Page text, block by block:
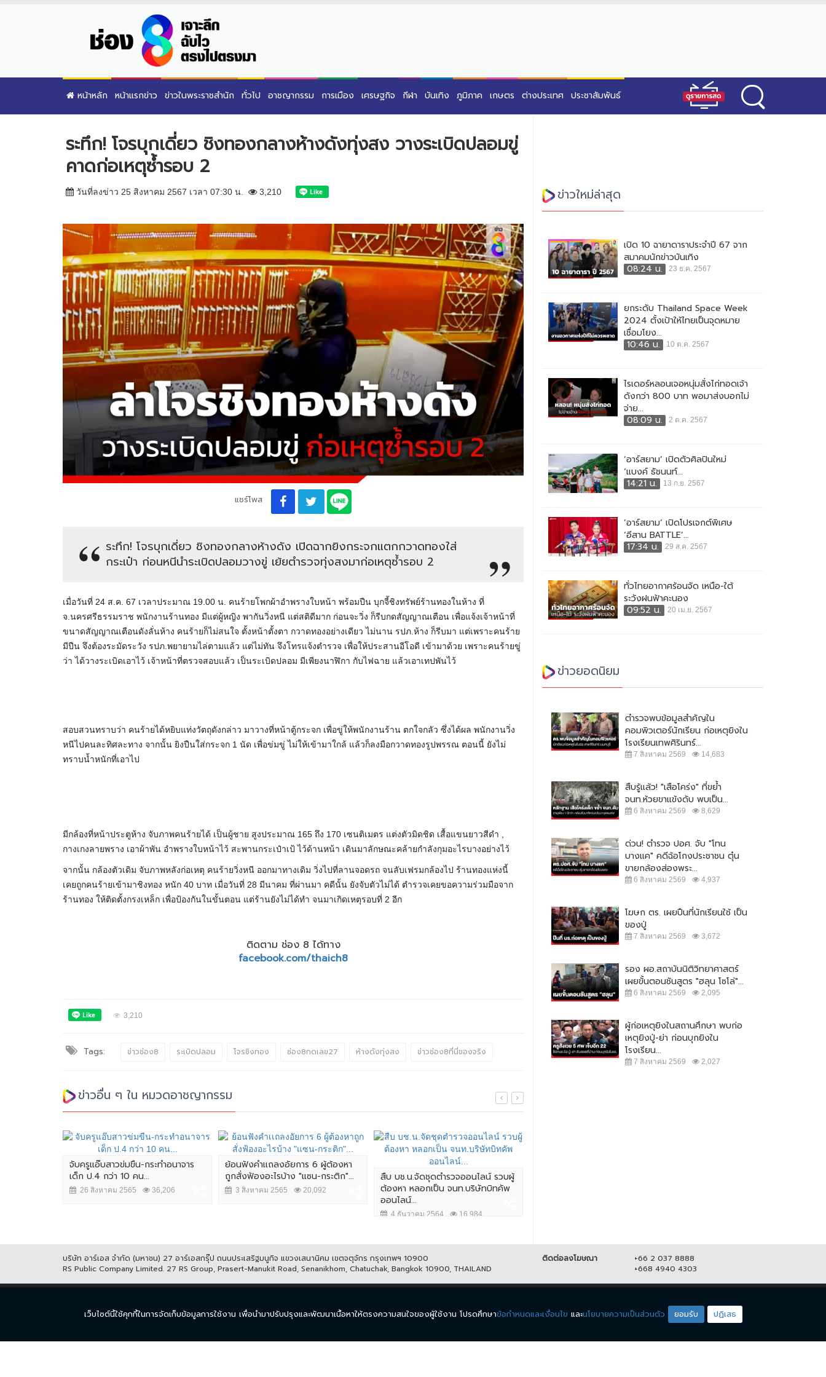
หน้าหลัก หน้าแรกข่าว ข่าวในพระราชสำนัก ทั่วไป อาชญากรรม การเมือง เศรษฐกิจ กีฬา บันเทิง ภูมิภาค เกษตร ต่างประเทศ ประชาสัมพันธ์
ระทึก! โจรบุกเดี่ยว ชิงทองกลางห้างดังทุ่งสง วางระเบิดปลอมขู่
คาดก่อเหตุซ้ำรอบ 2
วันที่ลงข่าว 25 สิงหาคม 2567 เวลา 07:30 น. 3,210
แชร์โพส
ระทึก! โจรบุกเดี่ยว ชิงทองกลางห้างดัง เปิดฉากยิงกระจกแตกกวาดทองใส่
กระเป๋า ก่อนหนีนำระเบิดปลอมวางขู่ เย้ยตำรวจทุ่งสงมาก่อเหตุซ้ำรอบ 2
เมื่อวันที่ 24 ส.ค. 67 เวลาประมาณ 19.00 น. คนร้ายโพกผ้าอำพรางใบหน้า พร้อมปืน บุกจี้ชิงทรัพย์ร้านทองในห้าง ที่
จ.นครศรีธรรมราช พนักงานร้านทอง มีแต่ผู้หญิง พากันวิ่งหนี แต่สติดีมาก ก่อนจะวิ่ง ก็รีบกดสัญญาณเตือน เพื่อแจ้งเจ้าหน้าที่
ขนาดสัญญาณเตือนดังลั่นห้าง คนร้ายก็ไม่สนใจ ตั้งหน้าตั้งตา กวาดทองอย่างเดียว ไม่นาน รปภ.ห้าง ก็รีบมา แต่เพราะคนร้าย
มีปืน จึงต้องระมัดระวัง รปภ.พยายามไล่ตามแล้ว แต่ไม่ทัน จึงโทรแจ้งตำรวจ เพื่อให้ประสานอีโอดี เข้ามาด้วย เพราะคนร้ายขู่
ว่า ได้วางระเบิดเอาไว้ เจ้าหน้าที่ตรวจสอบแล้ว เป็นระเบิดปลอม มีเพียงนาฬิกา กับไฟฉาย แล้วเอาเทปพันไว้
สอบสวนทราบว่า คนร้ายได้หยิบแท่งวัตถุดังกล่าว มาวางที่หน้าตู้กระจก เพื่อขู่ให้พนักงานร้าน ตกใจกลัว ซึ่งได้ผล พนักงานวิ่ง
หนีไปคนละทิศละทาง จากนั้น ยิงปืนใส่กระจก 1 นัด เพื่อข่มขู่ ไม่ให้เข้ามาใกล้ แล้วก็ลงมือกวาดทองรูปพรรณ ตอนนี้ ยังไม่
ทราบน้ำหนักที่เอาไป
มีกล้องที่หน้าประตูห้าง จับภาพคนร้ายได้ เป็นผู้ชาย สูงประมาณ 165 ถึง 170 เซนติเมตร แต่งตัวมิดชิด เสื้อแขนยาวสีดำ ,
กางเกงลายพราง เอาผ้าพัน อำพรางใบหน้าไว้ สะพานกระเป๋าเป้ ไว้ด้านหน้า เดินมาลักษณะคล้ายกำลังกุมอะไรบางอย่างไว้
จากนั้น กล้องตัวเดิม จับภาพหลังก่อเหตุ คนร้ายวิ่งหนี ออกมาทางเดิม วิ่งไปที่ลานจอดรถ จนลับเฟรมกล้องไป ร้านทองแห่งนี้
เคยถูกคนร้ายเข้ามาชิงทอง หนัก 40 บาท เมื่อวันที่ 28 มีนาคม ที่ผ่านมา คดีนั้น ยังจับตัวไม่ได้ ตำรวจเคยขอความร่วมมือจาก
ร้านทอง ให้ติดตั้งกรงเหล็ก เพื่อป้องกันในขั้นตอน แต่ร้านยังไม่ได้ทำ จนมาเกิดเหตุรอบที่ 2 อีก
ติดตาม ช่อง 8 ได้ทาง
facebook.com/thaich8
3,210
Tags: ข่าวช่อง8 ระเบิดปลอม โจรชิงทอง ช่อง8กดเลข27 ห้างดังทุ่งสง ข่าวช่อง8ที่นี่ของจริง
ข่าวอื่น ๆ ใน หมวดอาชญากรรม
จับครูแอ๊บสาวข่มขืน-กระทำอนาจาร
เด็ก ป.4 กว่า 10 คน...
26 สิงหาคม 2565 36,206
ย้อนฟังคำเเถลงอัยการ 6 ผู้ต้องหา
ถูกสั่งฟ้องอะไรบ้าง "แซน-กระติก"...
3 สิงหาคม 2565 20,092
สืบ บช.น.จัดชุดตำรวจออนไลน์ รวบผู้
ต้องหา หลอกเป็น จนท.บริษัทบิทคัพ
ออนไลน์...
4 ธันวาคม 2564 16,984
ข่าวใหม่ล่าสุด
เปิด 10 ฉายาดาราประจำปี 67 จาก
สมาคมนักข่าวบันเทิง
08:24 น.
23 ธ.ค. 2567
ยกระดับ Thailand Space Week
2024 ตั้งเป้าให้ไทยเป็นจุดหมาย
เชื่อมโยง...
10:46 น.
10 ต.ค. 2567
ไรเดอร์หลอนเจอหนุ่มสั่งไก่ทอดเจ้า
ดังกว่า 800 บาท พอมาส่งบอกไม่
จ่าย...
08:09 น.
2 ต.ค. 2567
‘อาร์สยาม’ เปิดตัวศิลปินใหม่
‘แบงค์ ธัชนนท์...
14:21 น.
13 ก.ย. 2567
‘อาร์สยาม’ เปิดโปรเจกต์พิเศษ
‘อีสาน BATTLE’...
17:34 น.
29 ส.ค. 2567
ทั่วไทยอากาศร้อนจัด เหนือ-ใต้
ระวังฝนฟ้าคะนอง
09:52 น.
20 เม.ย. 2567
ข่าวยอดนิยม
ตำรวจพบข้อมูลสำคัญใน
คอมพิวเตอร์นักเรียน ก่อเหตุยิงใน
โรงเรียนเทพศิรินทร์...
7 สิงหาคม 2569 14,683
สืบรู้แล้ว! "เสือโคร่ง" ที่ขย้ำ
จนท.ห้วยขาแข้งดับ พบเป็น...
6 สิงหาคม 2569 8,629
ด่วน! ตำรวจ ปอศ. จับ "โทน
บางแค" คดีฉ้อโกงประชาชน ตุ๋น
ขายกล้องส่องพระ...
6 สิงหาคม 2569 4,937
โฆษก ตร. เผยปืนที่นักเรียนใช้ เป็น
ของปู่
7 สิงหาคม 2569 3,672
รอง ผอ.สถาบันนิติวิทยาศาสตร์
เผยขั้นตอนชันสูตร "ฮลุน โซโล่"...
6 สิงหาคม 2569 2,095
ผู้ก่อเหตุยิงในสถานศึกษา พบก่อ
เหตุยิงปู่-ย่า ก่อนบุกยิงใน
โรงเรียน...
7 สิงหาคม 2569 2,027
บริษัท อาร์เอส จำกัด (มหาชน) 27 อาร์เอสกรุ๊ป ถนนประเสริฐมนูกิจ แขวงเสนานิคม เขตจตุจักร กรุงเทพฯ 10900
RS Public Company Limited. 27 RS Group, Prasert-Manukit Road, Senanikhom, Chatuchak, Bangkok 10900, THAILAND
ติดต่อลงโฆษณา
+66 2 037 8888
+668 4940 4303
เว็บไซต์นี้ใช้คุกกี้ในการจัดเก็บข้อมูลการใช้งาน เพื่อนำมาปรับปรุงและพัฒนาเนื้อหาให้ตรงความสนใจของผู้ใช้งาน โปรดศึกษาข้อกำหนดและเงื่อนไข และนโยบายความเป็นส่วนตัว ยอมรับ ปฏิเสธ